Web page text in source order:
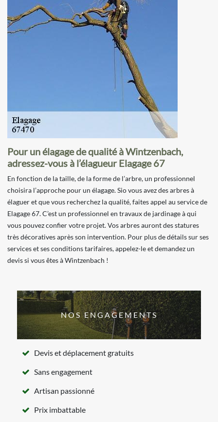
Pour un élagage de qualité à Wintzenbach,
adressez-vous à l’élagueur Elagage 67
En fonction de la taille, de la forme de l’arbre, un professionnel
choisira l’approche pour un élagage. Sio vous avez des arbres à
élaguer et que vous recherchez la qualité, faites appel au service de
Elagage 67. C’est un professionnel en travaux de jardinage à qui
vous pouvez confier votre projet. Vos arbres auront des statures
très décoratives après son intervention. Pour plus de détails sur ses
services et ses conditions tarifaires, appelez-le et demandez un
devis si vous êtes à Wintzenbach !
NOS ENGAGEMENTS
Devis et déplacement gratuits
Sans engagement
Artisan passionné
Prix imbattable